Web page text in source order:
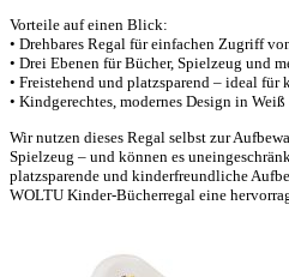
Vorteile auf einen Blick:
• Drehbares Regal für einfachen Zugriff
• Drei Ebenen für Bücher, Spielzeug und
• Freistehend und platzsparend – ideal für
• Kindgerechtes, modernes Design in Weiß
Wir nutzen dieses Regal selbst zur
Spielzeug – und können es
platzsparende und kinderfreundliche
WOLTU Kinder-Bücherregal eine